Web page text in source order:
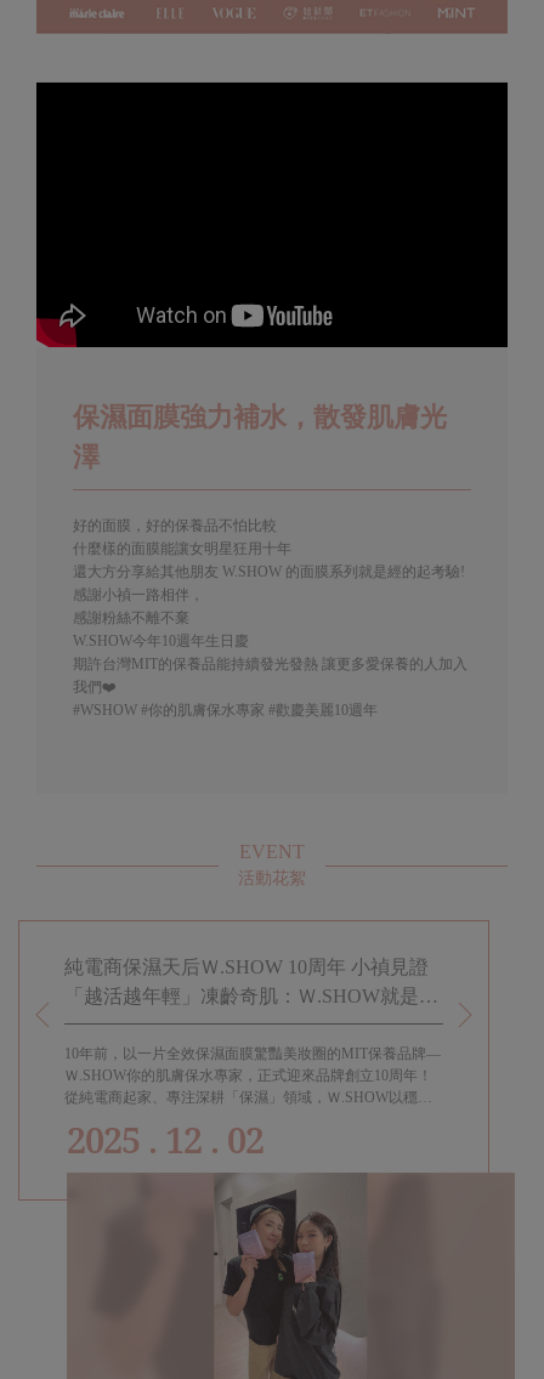
保濕面膜強力補水，散發肌膚光
澤
好的面膜，好的保養品不怕比較
什麼樣的面膜能讓女明星狂用十年
還大方分享給其他朋友 W.SHOW 的面膜系列就是經的起考驗!
感謝小禎一路相伴，
感謝粉絲不離不棄
W.SHOW今年10週年生日慶
期許台灣MIT的保養品能持續發光發熱 讓更多愛保養的人加入
我們❤️
#WSHOW #你的肌膚保水專家 #歡慶美麗10週年
EVENT
活動花絮
純電商保濕天后Ｗ.SHOW 10周年 小禎見證
「越活越年輕」凍齡奇肌：Ｗ.SHOW就是給
女兒的傳家寶
10年前，以一片全效保濕面膜驚豔美妝圈的MIT保養品牌—
Ｗ.SHOW你的肌膚保水專家，正式迎來品牌創立10周年！
從純電商起家、專注深耕「保濕」領域，Ｗ.SHOW以穩定
言人小禎見證品牌十年蛻變的美麗歷程，她自2015年代言至
2025 . 12 . 02